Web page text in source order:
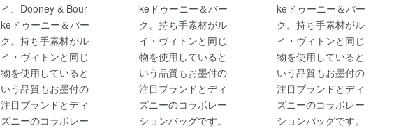
イ、Dooney & Bour
keドゥーニー＆バー
ク。持ち手素材がル
イ・ヴィトンと同じ
物を使用していると
いう品質もお墨付の
注目ブランドとディ
ズニーのコラボレー
keドゥーニー＆バー
ク。持ち手素材がル
イ・ヴィトンと同じ
物を使用していると
いう品質もお墨付の
注目ブランドとディ
ズニーのコラボレー
ションバッグです。
keドゥーニー＆バー
ク。持ち手素材がル
イ・ヴィトンと同じ
物を使用していると
いう品質もお墨付の
注目ブランドとディ
ズニーのコラボレー
ションバッグです。